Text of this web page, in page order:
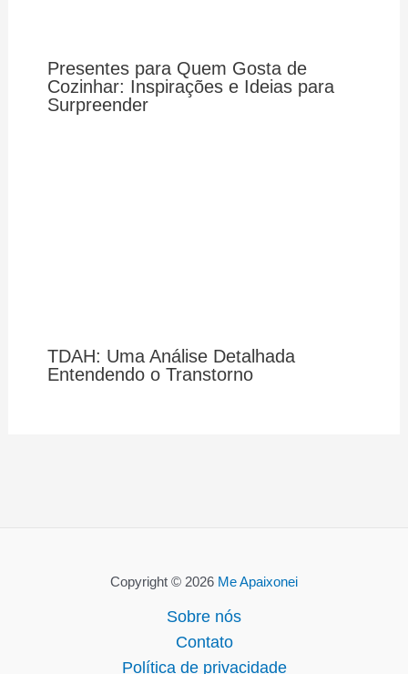
Presentes para Quem Gosta de
Cozinhar: Inspirações e Ideias para
Surpreender
TDAH: Uma Análise Detalhada
Entendendo o Transtorno
Copyright © 2026 Me Apaixonei
Sobre nós
Contato
Política de privacidade